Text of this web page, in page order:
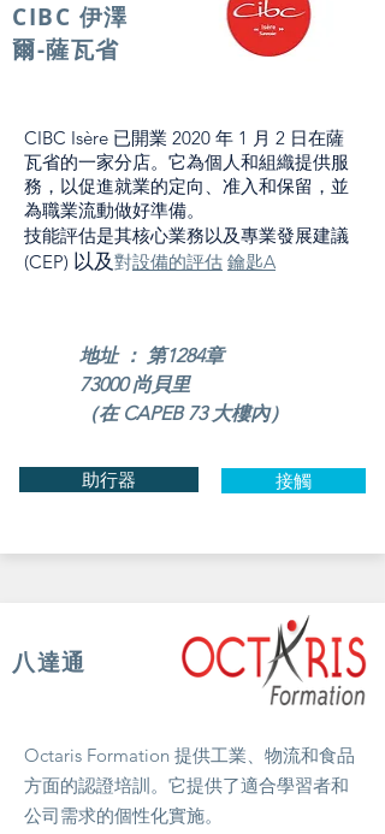
CIBC 伊澤
爾-薩瓦省
CIBC Isère 已開業 2020 年 1 月 2 日在薩
瓦省的一家分店。它為個人和組織提供服
務，以促進就業的定向、准入和保留，並
為職業流動做好準備。
技能評估是其核心業務以及專業發展建議
(CEP) 以及對設備的評估 鑰匙A
地址 ： 第1284章
73000 尚貝里
（在 CAPEB 73 大樓內）
助行器 接觸
八達通
Octaris Formation 提供工業、物流和食品
方面的認證培訓。它提供了適合學習者和
公司需求的個性化實施。